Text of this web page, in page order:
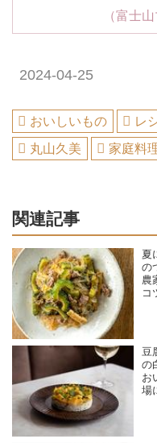
（富士山
2024-04-25
おいしいもの レ
丸山久美
家庭料
関連記事
夏
の
農
コ
豆
の
お
場